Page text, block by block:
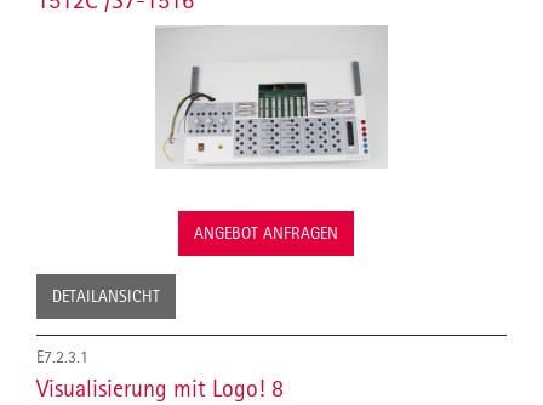
ANGEBOT ANFRAGEN
DETAILANSICHT
E7.2.3.1
Visualisierung mit Logo! 8